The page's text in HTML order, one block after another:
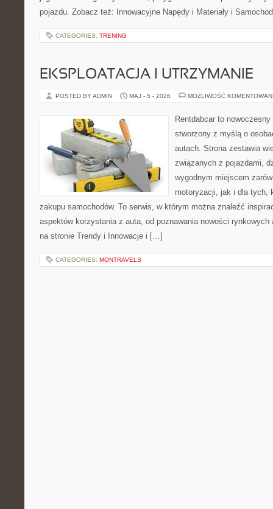
pojazdu. Zobacz też: Innowacyjne Napędy i Materiały i
CATEGORIES: TRENING
EKSPLOATACJA I UTRZYMANIE
POSTED BY ADMIN MAJ - 5 - 2026 MOŻLIWOŚĆ
Rentdabcar to
stworzony z myślą o
autach. Strona zestawia
związanych z pojazdami,
wygodnym miejscem
motoryzacji, jak i dla tych,
zakupu samochodów. To serwis, w którym można znaleźć
aspektów korzystania z auta, od poznawania nowości
na stronie Trendy i Innowacje i […]
CATEGORIES: MONTRAVELS